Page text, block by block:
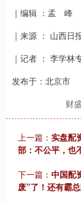
｜编辑 ：孟 峰
｜来源 ： 山西日
｜记者 ： 李学林
发布于：北京市
财
上一篇： 实盘配
部：不公平，也
下一篇： 中国配
废”了！还有霸